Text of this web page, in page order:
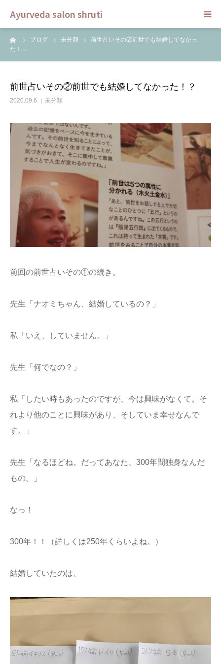
Ayurveda salon shruti
ブログ 未分類
前世占いその②前世でも結婚してなかっ
た！…
前世占いその②前世でも結婚してなかった！？
2020.09.6 未分類
前回の前世占いその①の続き。
先生「ナオミちゃん、結婚しているの？」
私「いえ、していません。」
先生「何でなの？」
私「したい時もあったのですが、今は興味がなくて。そ
れより他のことに興味があり、そしていま幸せなんで
す。」
先生「なるほどね。だってあなた、300年間独身なんだ
もの。」
なっ！
300年！！（詳しくは250年くらいよね。）
結婚していたのは、
HOME
スクール
ご予約
セラピスト
ブログ